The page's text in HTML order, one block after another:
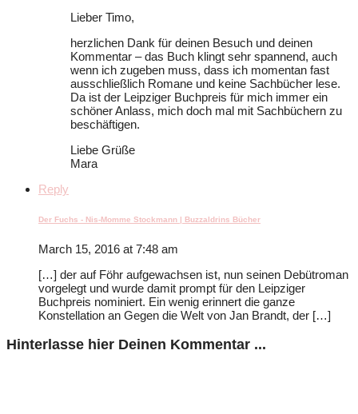
Lieber Timo,
herzlichen Dank für deinen Besuch und deinen
Kommentar – das Buch klingt sehr spannend, auch
wenn ich zugeben muss, dass ich momentan fast
ausschließlich Romane und keine Sachbücher lese.
Da ist der Leipziger Buchpreis für mich immer ein
schöner Anlass, mich doch mal mit Sachbüchern zu
beschäftigen.
Liebe Grüße
Mara
Reply
Der Fuchs - Nis-Momme Stockmann | Buzzaldrins Bücher
March 15, 2016 at 7:48 am
[…] der auf Föhr aufgewachsen ist, nun seinen Debütroman
vorgelegt und wurde damit prompt für den Leipziger
Buchpreis nominiert. Ein wenig erinnert die ganze
Konstellation an Gegen die Welt von Jan Brandt, der […]
Hinterlasse hier Deinen Kommentar ...